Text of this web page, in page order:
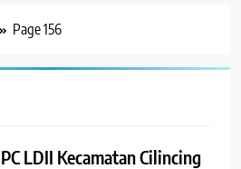
Page 156
PC LDII Kecamatan Cilincing